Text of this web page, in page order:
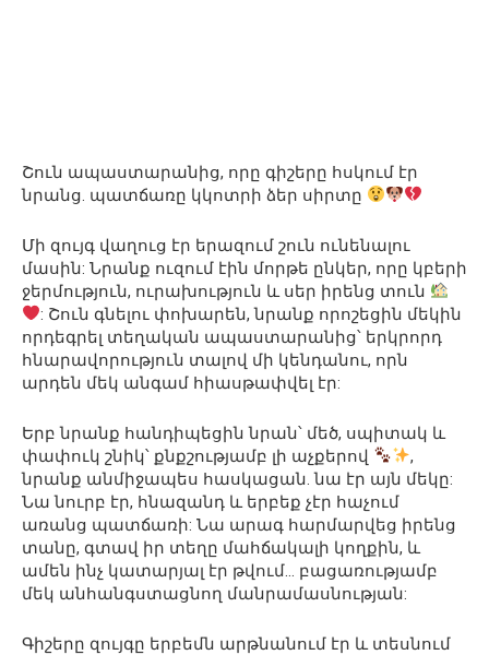
Շուն ապաստարանից, որը գիշերը հսկում էր
նրանց. պատճառը կկոտրի ձեր սիրտը
Մի զույգ վաղուց էր երազում շուն ունենալու
մասին: Նրանք ուզում էին մորթե ընկեր, որը կբերի
ջերմություն, ուրախություն և սեր իրենց տուն
: Շուն գնելու փոխարեն, նրանք որոշեցին մեկին
որդեգրել տեղական ապաստարանից՝ երկրորդ
հնարավորություն տալով մի կենդանու, որն
արդեն մեկ անգամ հիասթափվել էր:
Երբ նրանք հանդիպեցին նրան՝ մեծ, սպիտակ և
փափուկ շնիկ՝ քնքշությամբ լի աչքերով
,
նրանք անմիջապես հասկացան. նա էր այն մեկը:
Նա նուրբ էր, հնազանդ և երբեք չէր հաչում
առանց պատճառի: Նա արագ հարմարվեց իրենց
տանը, գտավ իր տեղը մահճակալի կողքին, և
ամեն ինչ կատարյալ էր թվում… բացառությամբ
մեկ անհանգստացնող մանրամասնության:
Գիշերը զույգը երբեմն արթնանում էր և տեսնում